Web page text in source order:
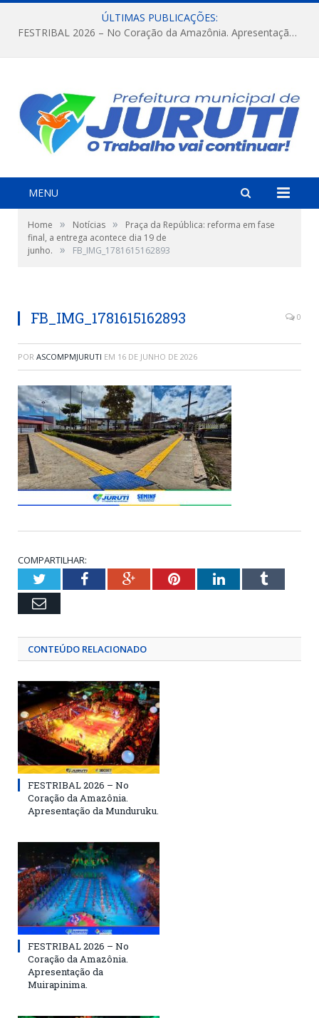
ÚLTIMAS PUBLICAÇÕES:
FESTRIBAL 2026 – No Coração da Amazônia. Apresentação da Munduruku.
MENU
Home » Notícias »
Praça da República: reforma em fase
final, a entrega acontece dia 19 de
junho.
» FB_IMG_1781615162893
FB_IMG_1781615162893 0
POR ASCOMPMJURUTI EM 16 DE JUNHO DE 2026
COMPARTILHAR:
TwitterFacebookGoogle+PinterestLinkedInTumblr
Email
CONTEÚDO RELACIONADO
FESTRIBAL 2026 – No
Coração da Amazônia.
Apresentação da Munduruku.
FESTRIBAL 2026 – No
Coração da Amazônia.
Apresentação da
Muirapinima.